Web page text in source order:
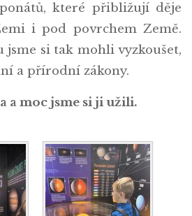
které přibližují děje
i pod povrchem Země.
si tak mohli vyzkoušet,
a přírodní zákony.
a moc jsme si ji užili.